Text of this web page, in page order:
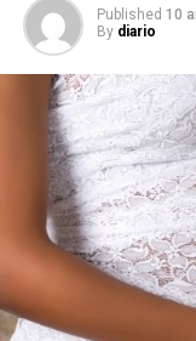
Published 10
By diario